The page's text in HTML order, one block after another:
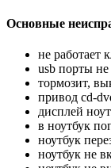
Основные
не работает
usb порты
тормозит,
привод cd-
дисплей
в ноутбук
ноутбук
ноутбук не